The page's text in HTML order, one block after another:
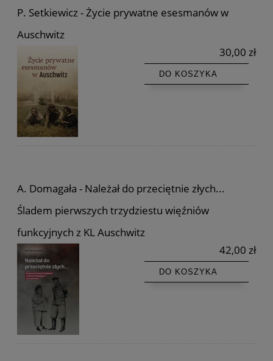
P. Setkiewicz - Życie prywatne esesmanów w
Auschwitz
30,00 zł
DO KOSZYKA
A. Domagała - Należał do przeciętnie złych...
Śladem pierwszych trzydziestu więźniów
funkcyjnych z KL Auschwitz
42,00 zł
DO KOSZYKA